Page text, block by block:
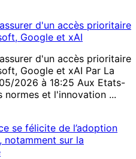
d'un accès prioritaire
Google et xAI
d'un accès prioritaire
Google et xAI Par La
2026 à 18:25 Aux Etats-
normes et l'innovation ...
se félicite de l’adoption
notamment sur la